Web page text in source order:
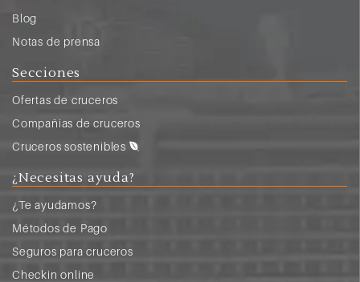
Blog
Notas de prensa
Secciones
Ofertas de cruceros
Compañias de cruceros
Cruceros sostenibles
¿Necesitas ayuda?
¿Te ayudamos?
Métodos de Pago
Seguros para cruceros
Checkin online